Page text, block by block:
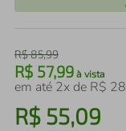
R$85,99
R$ 57,99 à vista
em até 2x de R$ 28
R$ 55,09